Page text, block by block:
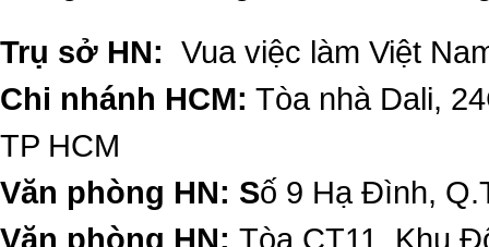
Trụ sở HN: Vua việc làm Việt
Chi nhánh HCM: Tòa nhà Dali,
TP HCM
Văn phòng HN: Số 9 Hạ Đình,
Văn phòng HN: Tòa CT11, Khu